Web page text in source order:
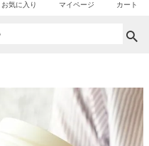
お気に入り マイページ カート